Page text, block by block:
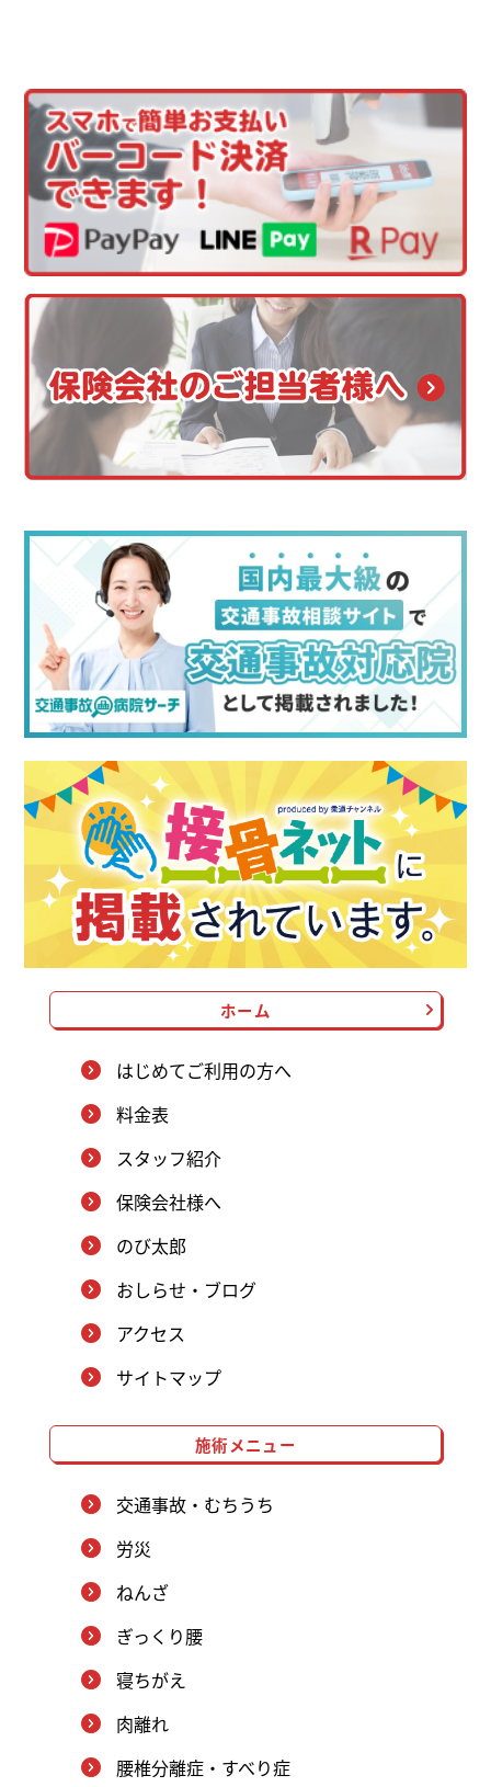
ホーム
はじめてご利用の方へ
料金表
スタッフ紹介
保険会社様へ
のび太郎
おしらせ・ブログ
アクセス
サイトマップ
施術メニュー
交通事故・むちうち
労災
ねんざ
ぎっくり腰
寝ちがえ
肉離れ
腰椎分離症・すべり症